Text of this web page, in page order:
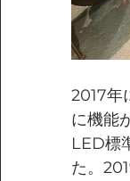
2017年
に機能
LED標
た。